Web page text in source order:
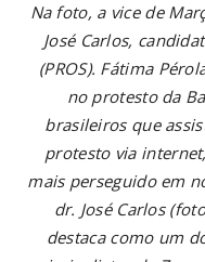
Na foto, a vice de
José Carlos,
(PROS). Fátima
no protesto da
brasileiros que
protesto via
mais perseguido em
dr. José Carlos
destaca como um